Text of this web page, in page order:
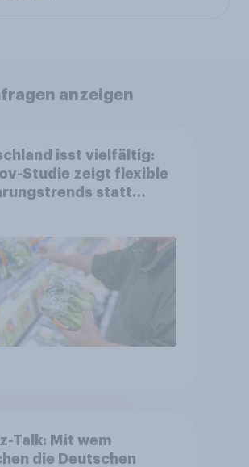
anzeigen
isst vielfältig:
Studie zeigt flexible
statt
Talk: Mit wem
die Deutschen